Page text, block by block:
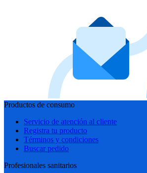
Productos de consumo
Servicio de atención al cliente
Registra tu producto
Términos y condiciones
Buscar pedido
Profesionales sanitarios